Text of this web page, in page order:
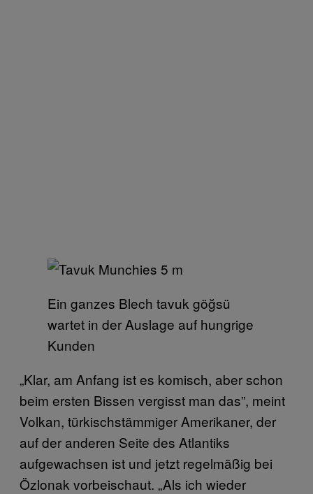
Ein ganzes Blech tavuk göğsü
wartet in der Auslage auf hungrige
Kunden
„Klar, am Anfang ist es komisch, aber schon
beim ersten Bissen vergisst man das”, meint
Volkan, türkischstämmiger Amerikaner, der
auf der anderen Seite des Atlantiks
aufgewachsen ist und jetzt regelmäßig bei
Özlonak vorbeischaut. „Als ich wieder